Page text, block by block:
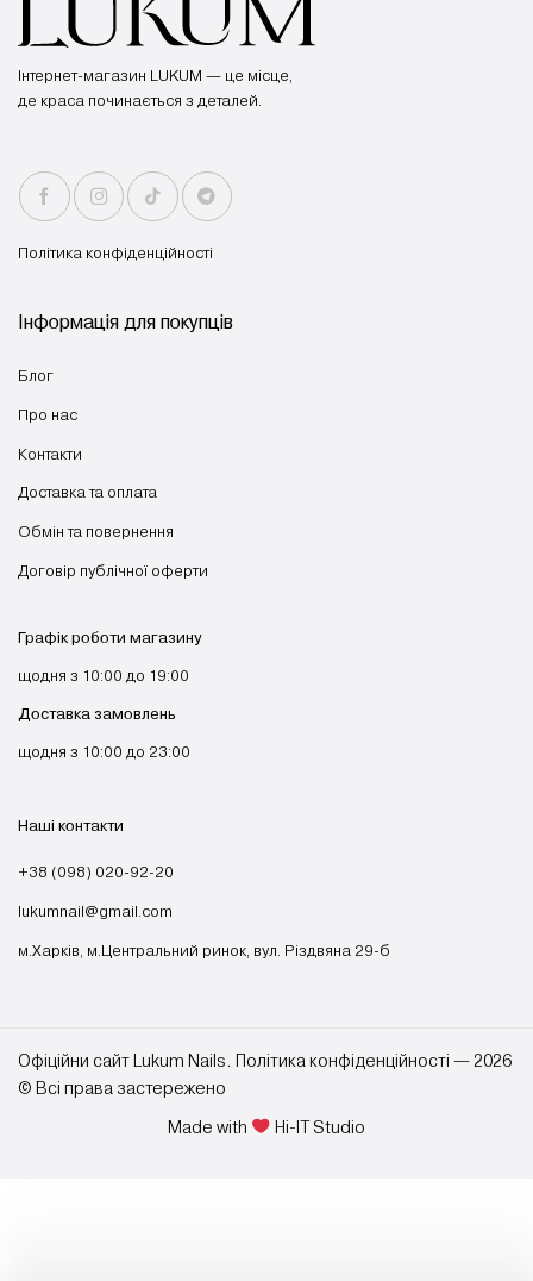
Інтернет-магазин LUKUM — це місце,
де краса починається з деталей.
Політика конфіденційності
Інформація для покупців
Блог
Про нас
Контакти
Доставка та оплата
Обмін та повернення
Договір публічної оферти
Графік роботи магазину
щодня з 10:00 до 19:00
Доставка замовлень
щодня з 10:00 до 23:00
Наші контакти
+38 (098) 020-92-20
lukumnail@gmail.com
м.Харків, м.Центральний ринок, вул. Різдвяна 29-б
Офіційни сайт Lukum Nails. Політика конфіденційності — 2026
© Всі права застережено
Made with Hi-IT Studio